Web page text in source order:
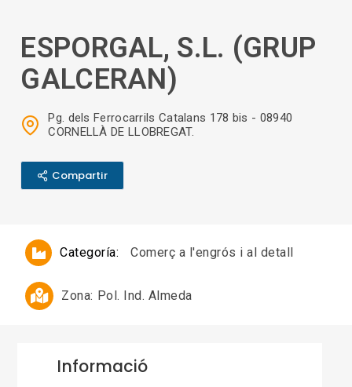
ESPORGAL, S.L. (GRUP
GALCERAN)
Pg. dels Ferrocarrils Catalans 178 bis - 08940
CORNELLÀ DE LLOBREGAT.
Compartir
Categoría: Comerç a l'engrós i al detall
Zona: Pol. Ind. Almeda
Informació